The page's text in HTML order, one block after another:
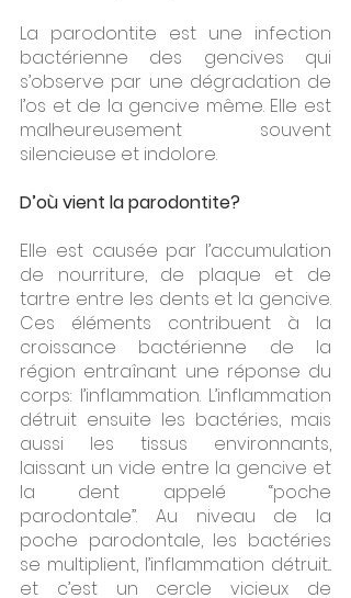
La parodontite est une infection
bactérienne des gencives qui
s’observe par une dégradation de
l’os et de la gencive même. Elle est
malheureusement souvent
silencieuse et indolore.
D’où vient la parodontite?
Elle est causée par l’accumulation
de nourriture, de plaque et de
tartre entre les dents et la gencive.
Ces éléments contribuent à la
croissance bactérienne de la
région entraînant une réponse du
corps: l’inflammation. L’inflammation
détruit ensuite les bactéries, mais
aussi les tissus environnants,
laissant un vide entre la gencive et
la dent appelé “poche
parodontale”. Au niveau de la
poche parodontale, les bactéries
se multiplient, l’inflammation détruit...
et c’est un cercle vicieux de